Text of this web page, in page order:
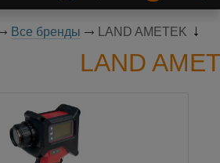
Все бренды LAND AMETEK
LAND